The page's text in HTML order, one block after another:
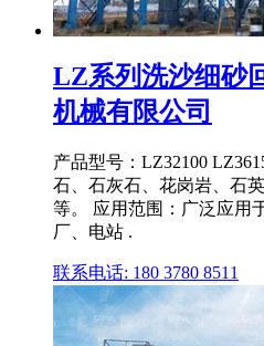
LZ系列洗沙细砂
机械有限公司
产品型号：LZ32100
石、石灰石、花岗岩、石
等。 应用范围：广泛应用
厂、电站 .
联系电话: 180 3780 8511